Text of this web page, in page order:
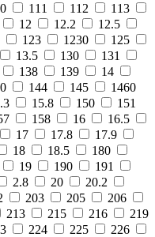
111 112
113
12 12.2
12.5
123 1230
125
13.5 130
131
138 139
14
144 145
1460
15.8 150
151
158 16
16.5
17 17.8
17.9
18 18.5
180
19 190
191
2.8 20
20.2
203 205
206
213 215 216
219
224 225
226